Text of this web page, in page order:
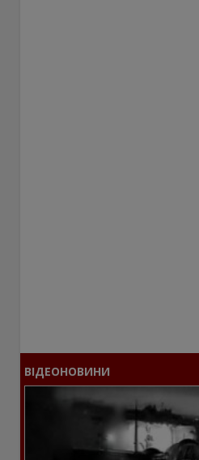
ВІДЕОНОВИНИ